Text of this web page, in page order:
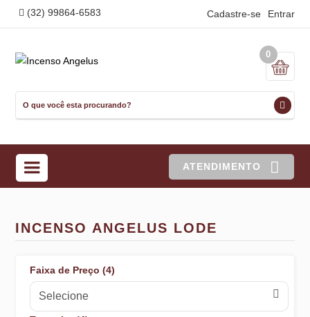
Entrar
Cadastre-se
(32) 99864-6583
0
ATENDIMENTO
INCENSO ANGELUS LODE
Faixa de Preço (4)
Selecione